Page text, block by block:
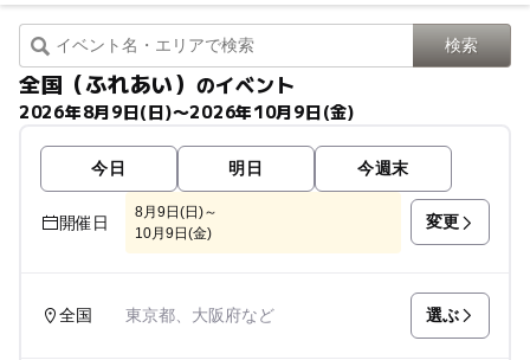
全国（ふれあい） のイベント
2026年8月9日(日)〜2026年10月9日(金)
今日 明日 今週末
開催日
8月9日(日)～
10月9日(金)
変更
全国 東京都、大阪府など 選ぶ